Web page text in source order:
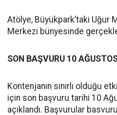
Atölye, Büyükpark’taki Uğur
Merkezi bünyesinde
SON BAŞVURU 10
Kontenjanın sınırlı olduğu
için son başvuru tarihi 10
açıklandı. Başvurular